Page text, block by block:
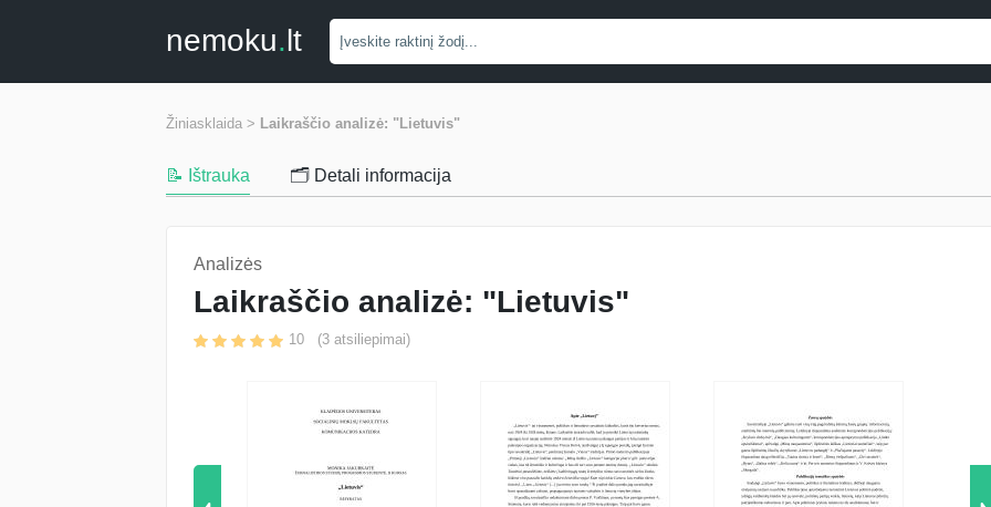
nemoku.lt
Žiniasklaida > Laikraščio analizė: "Lietuvis"
📝 Ištrauka 🗂️ Detali informacija
Analizės
Laikraščio analizė: "Lietuvis"
10 (3 atsiliepimai)